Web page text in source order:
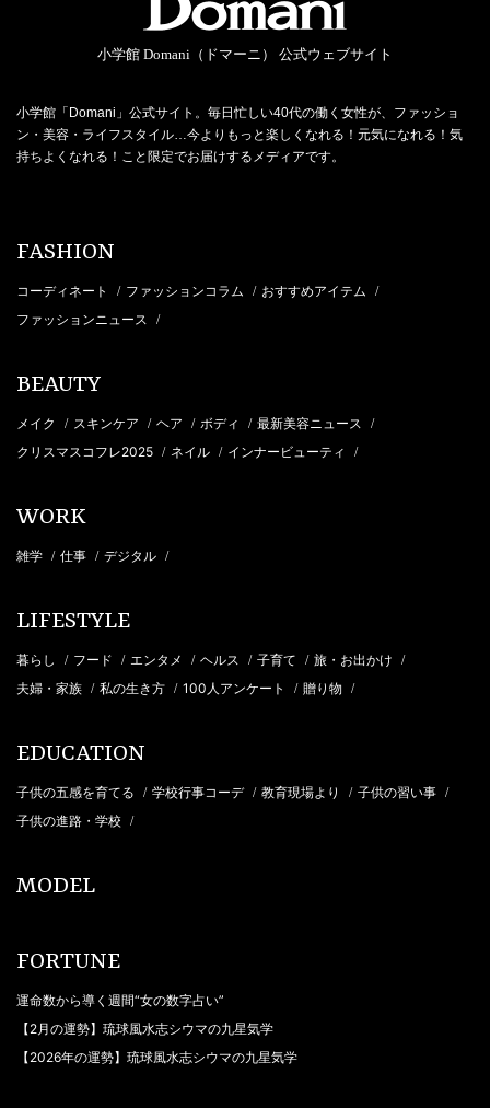
小学館 Domani（ドマーニ） 公式ウェブサイト
小学館「Domani」公式サイト。毎日忙しい40代の働く女性が、ファッショ
ン・美容・ライフスタイル…今よりもっと楽しくなれる！元気になれる！気
持ちよくなれる！こと限定でお届けするメディアです。
FASHION
コーディネート / ファッションコラム / おすすめアイテム /
ファッションニュース /
BEAUTY
メイク / スキンケア / ヘア / ボディ / 最新美容ニュース /
クリスマスコフレ2025 / ネイル / インナービューティ /
WORK
雑学 / 仕事 / デジタル /
LIFESTYLE
暮らし / フード / エンタメ / ヘルス / 子育て / 旅・お出かけ /
夫婦・家族 / 私の生き方 / 100人アンケート / 贈り物 /
EDUCATION
子供の五感を育てる / 学校行事コーデ / 教育現場より / 子供の習い事 /
子供の進路・学校 /
MODEL
FORTUNE
運命数から導く週間“女の数字占い”
【2月の運勢】琉球風水志シウマの九星気学
【2026年の運勢】琉球風水志シウマの九星気学